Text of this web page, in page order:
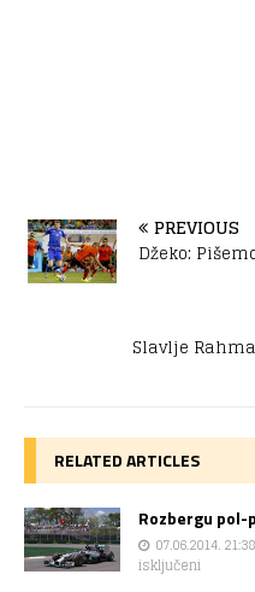
PREVIOUS
Džeko:
Slavlje
RELATED ARTICLES
Rozbergu
07.06.2014. 21:38
isključeni